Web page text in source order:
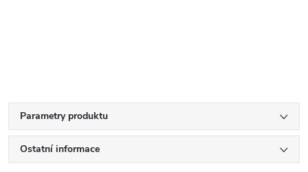
Parametry produktu
Ostatní informace